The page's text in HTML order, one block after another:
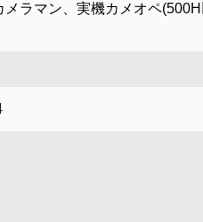
メラマン、実機カメオペ